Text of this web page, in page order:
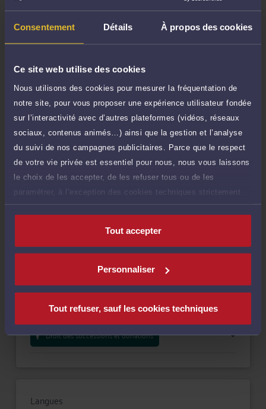
Consentement Détails À propos des cookies
Ce site web utilise des cookies
Nous utilisons des cookies pour mesurer la fréquentation de
notre site, pour vous proposer une expérience utilisateur fondée
sur l’interactivité avec d’autres plateformes (vidéos, réseaux
sociaux, contenus animés…) ainsi que la gestion et l’analyse
du suivi de nos campagnes publicitaires. Parce que le respect
de votre vie privée est essentiel pour nous, nous vous laissons
le choix de les accepter, de les refuser tous ou de les
paramétrer, à l’exception des cookies techniques strictement
nécessaires au fonctionnement du site.
Tout accepter
Personnaliser
Tout refuser, sauf les cookies techniques
Durée : 15 min 90 €
Demander un rappel
Question simple
de 1.000 caractères)
TTC
Poser une question
Consultation écrite
Etude de votre dossier + possibilité
d'ajout d'une pièce jointe
180 €
TTC
Consulter par écrit
Droit des successions et donations
Langues